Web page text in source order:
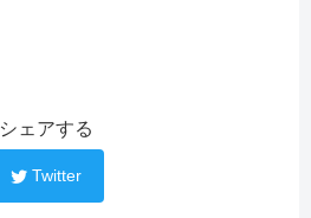
シェアする
Twitter